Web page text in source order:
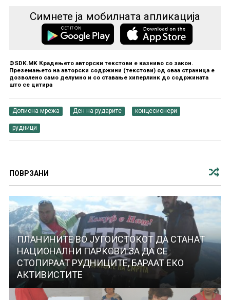
Симнете ја мобилната апликација
©SDK.MK Крадењето авторски текстови е казниво со закон.
Преземањето на авторски содржини (текстови) од оваа страница е
дозволено само делумно и со ставање хиперлинк до содржината
што се цитира
Дописна мрежа Ден на рударите концесионери
рудници
ПОВРЗАНИ
ПЛАНИНИТЕ ВО ЈУГОИСТОКОТ ДА СТАНАТ
НАЦИОНАЛНИ ПАРКОВИ ЗА ДА СЕ
СТОПИРААТ РУДНИЦИТЕ, БАРААТ ЕКО
АКТИВИСТИТЕ